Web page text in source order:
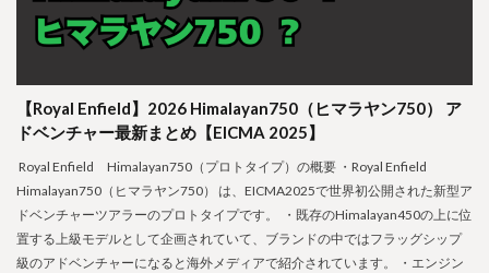
【Royal Enfield】2026 Himalayan750（ヒマラヤン750） ア
ドベンチャー最新まとめ【EICMA 2025】
Royal Enfield Himalayan750（プロトタイプ）の概要 ・Royal Enfield
Himalayan750（ヒマラヤン750） は、EICMA2025で世界初公開された新型ア
ドベンチャーツアラーのプロトタイプです。 ・既存のHimalayan450の上に位
置する上級モデルとして企画されていて、ブランドの中ではフラッグシップ
級のアドベンチャーになると海外メディアで紹介されています。 ・エンジン